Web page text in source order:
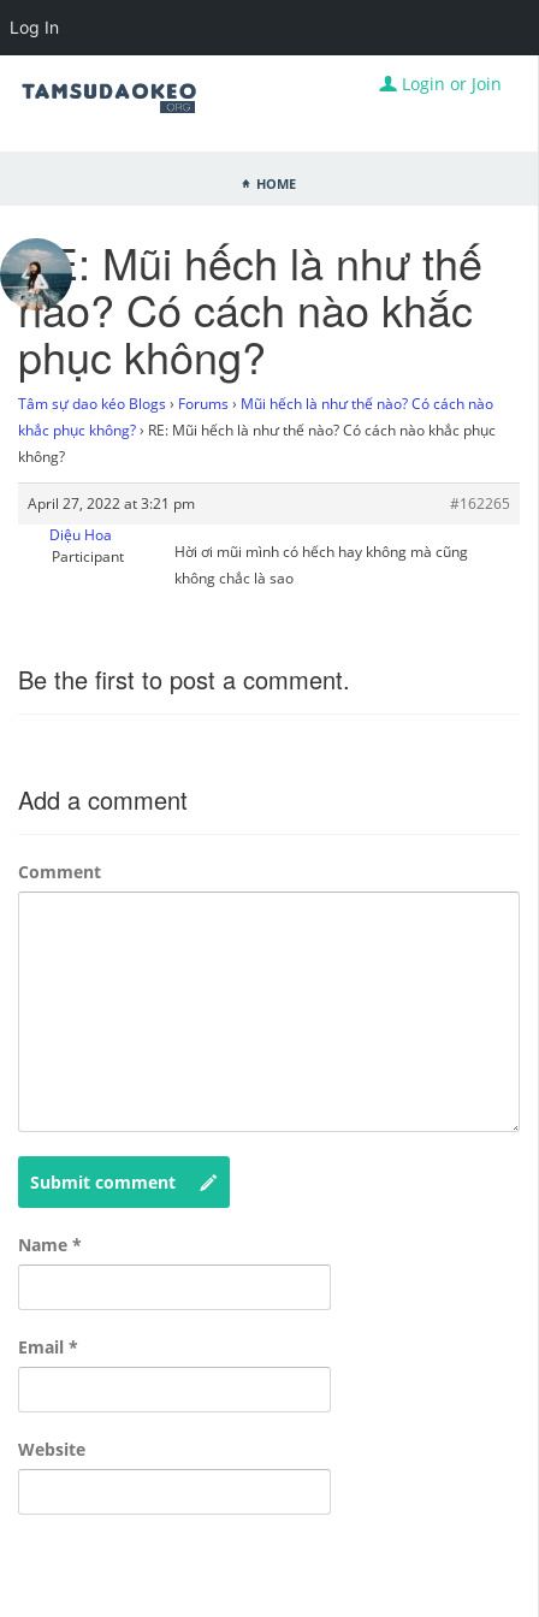
Login or Join
Home
RE: Mũi hếch là như thế
nào? Có cách nào khắc
phục không?
Tâm sự dao kéo Blogs › Forums › Mũi hếch là như thế nào? Có cách nào
khắc phục không?› RE: Mũi hếch là như thế nào? Có cách nào khắc phục
không?
April 27, 2022 at 3:21 pm
#162265
Diệu Hoa
Participant
Hời ơi mũi mình có hếch hay không mà cũng
không chắc là sao
Be the first to post a comment.
Add a comment
Comment
Submit comment
Name *
Email *
Website
Log In